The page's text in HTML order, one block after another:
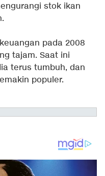
stok ikan
pada 2008
tajam. Saat ini
terus tumbuh, dan
populer.